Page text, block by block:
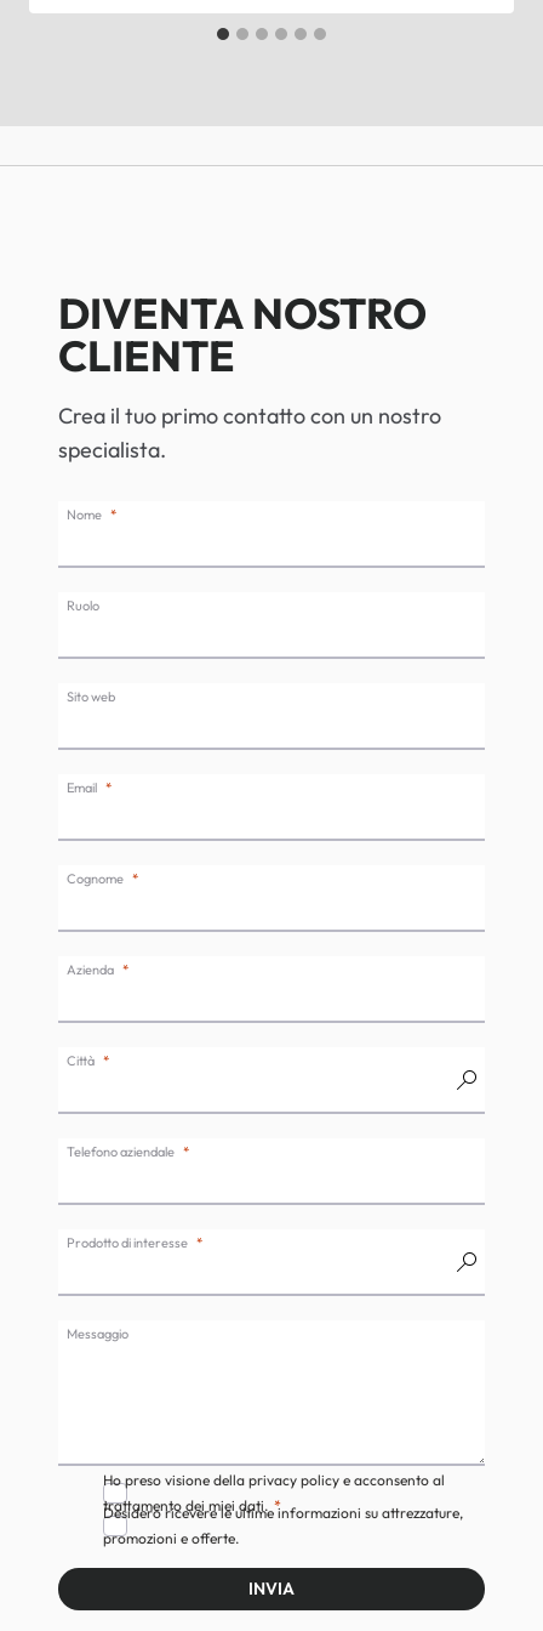
DIVENTA NOSTRO
CLIENTE
Crea il tuo primo contatto con un nostro
specialista.
Nome
Ruolo
Sito web
Email
Cognome
Azienda
Città
Telefono aziendale
Prodotto di interesse
Messaggio
Ho preso visione della privacy policy e acconsento al
trattamento dei miei dati.
Desidero ricevere le ultime informazioni su attrezzature,
promozioni e offerte.
INVIA